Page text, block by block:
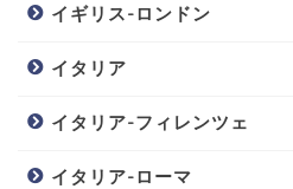
イギリス-ロンドン
イタリア
イタリア-フィレンツェ
イタリア-ローマ